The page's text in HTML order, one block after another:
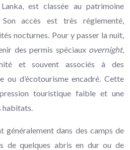
est classée au patrimoine
Son accès est très réglementé,
nocturnes. Pour y passer la nuit,
des permis spéciaux overnight,
et souvent associés à des
ou d’écotourisme encadré. Cette
touristique faible et une
habitats.
généralement dans des camps de
de quelques abris en dur ou de